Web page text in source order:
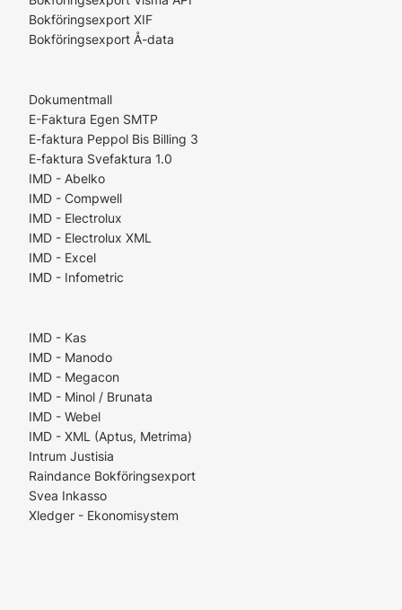
Bokföringsexport XIF
Bokföringsexport Å-data
Dokumentmall
E-Faktura Egen SMTP
E-faktura Peppol Bis Billing 3
E-faktura Svefaktura 1.0
IMD - Abelko
IMD - Compwell
IMD - Electrolux
IMD - Electrolux XML
IMD - Excel
IMD - Infometric
IMD - Kas
IMD - Manodo
IMD - Megacon
IMD - Minol / Brunata
IMD - Webel
IMD - XML (Aptus, Metrima)
Intrum Justisia
Raindance Bokföringsexport
Svea Inkasso
Xledger - Ekonomisystem